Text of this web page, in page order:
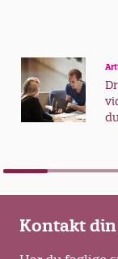
Kontakt